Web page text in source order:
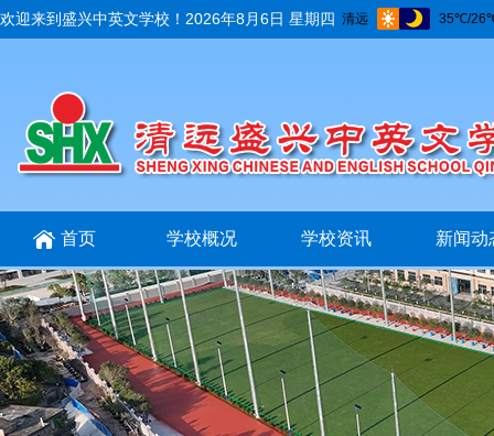
欢迎来到盛兴中英文学校！ 2026年8月6日 星期四
首页 学校概况 学校资讯 新闻动
招生招聘 互动交流 在线报名